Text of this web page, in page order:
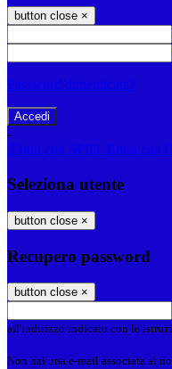
button close ×
Password dimenticata?
-
Entra con SPID
Entra con
Seleziona utente
button close ×
Recupero password
button close ×
all'indirizzo indicato con le
Non hai una e-mail associata al